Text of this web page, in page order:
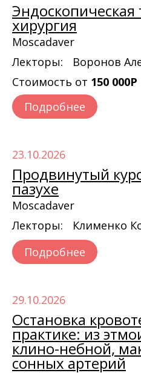
Эндоскопическая
хирургия
Moscadaver
Лекторы:
Воронов
Стоимость от 150 000Р
Подробнее
23.10.2026
Продвинутый
пазухе
Moscadaver
Лекторы:
Клименко
Подробнее
29.10.2026
Остановка
практике: из
клино-небной,
сонных артерий